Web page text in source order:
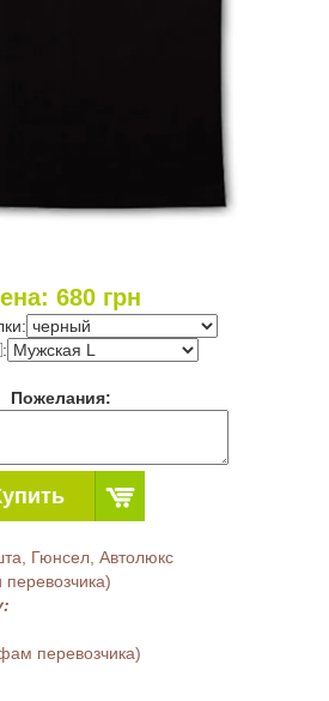
680грн
:
Пожелания:
Гюнсел, Автолюкс
перевозчика)